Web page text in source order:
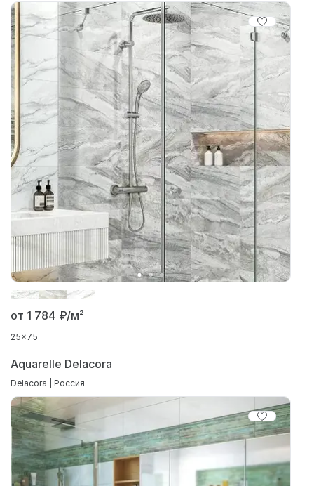
от 1 784 ₽/м²
25x75
Aquarelle Delacora
Delacora | Россия